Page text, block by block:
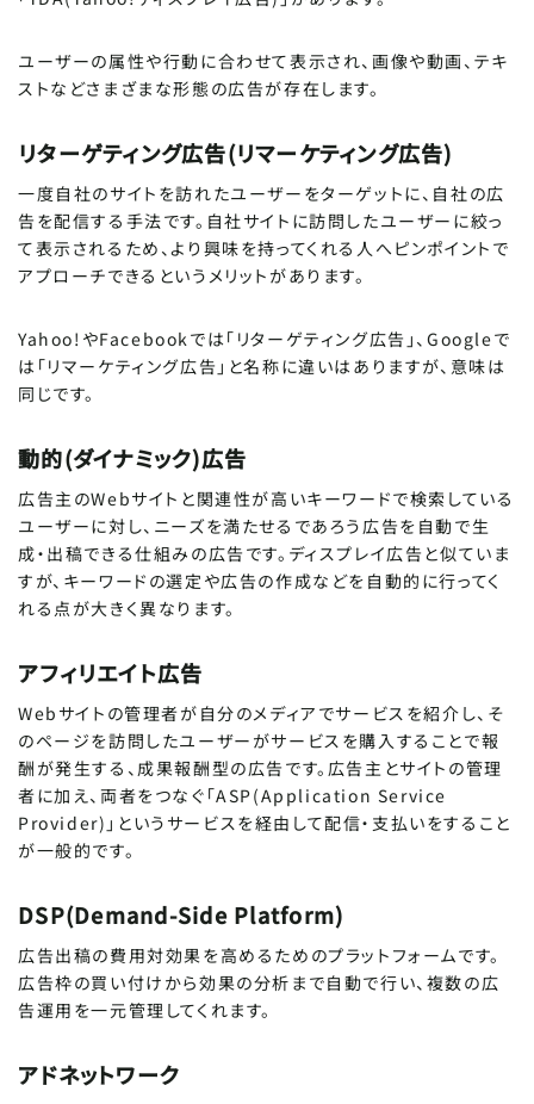
ユーザーの属性や行動に合わせて表示され、画像や動画、テキ
ストなどさまざまな形態の広告が存在します。
リターゲティング広告(リマーケティング広告)
一度自社のサイトを訪れたユーザーをターゲットに、自社の広
告を配信する手法です。自社サイトに訪問したユーザーに絞っ
て表示されるため、より興味を持ってくれる人へピンポイントで
アプローチできるというメリットがあります。
Yahoo!やFacebookでは「リターゲティング広告」、Googleで
は「リマーケティング広告」と名称に違いはありますが、意味は
同じです。
動的(ダイナミック)広告
広告主のWebサイトと関連性が高いキーワードで検索している
ユーザーに対し、ニーズを満たせるであろう広告を自動で生
成・出稿できる仕組みの広告です。ディスプレイ広告と似ていま
すが、キーワードの選定や広告の作成などを自動的に行ってく
れる点が大きく異なります。
アフィリエイト広告
Webサイトの管理者が自分のメディアでサービスを紹介し、そ
のページを訪問したユーザーがサービスを購入することで報
酬が発生する、成果報酬型の広告です。広告主とサイトの管理
者に加え、両者をつなぐ「ASP(Application Service
Provider)」というサービスを経由して配信・支払いをすること
が一般的です。
DSP(Demand-Side Platform)
広告出稿の費用対効果を高めるためのプラットフォームです。
広告枠の買い付けから効果の分析まで自動で行い、複数の広
告運用を一元管理してくれます。
アドネットワーク
SCROLL DOWN